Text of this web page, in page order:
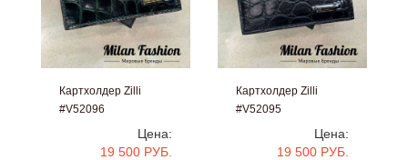
Картхолдер Zilli
#V52096
Цена:
19 500 РУБ.
Картхолдер Zilli
#V52095
Цена:
19 500 РУБ.